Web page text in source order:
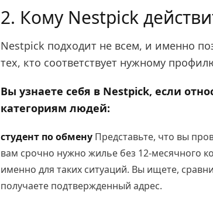
2. Кому Nestpick
Nestpick подходит не всем, и именно
тех, кто соответствует нужному
Вы узнаете себя в Nestpick, если
категориям людей:
студент по обмену Представьте, что вы
вам срочно нужно жилье без 12-месячного
именно для таких ситуаций. Вы ищете,
получаете подтвержденный адрес.